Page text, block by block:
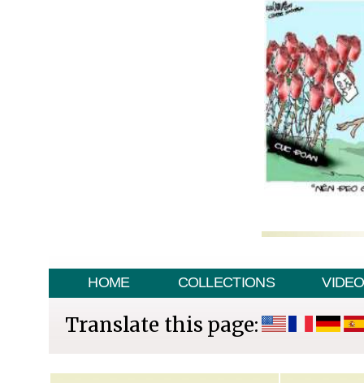
HOME COLLECTIONS VIDEO
Translate this page: